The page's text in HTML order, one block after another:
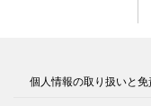
個人情報の取り扱いと免